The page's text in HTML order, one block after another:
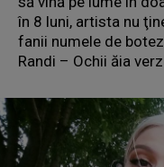
în 8 luni, artista nu
fanii numele de
Randi – Ochii ăia